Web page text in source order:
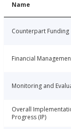
Name
Counterpart Funding
Financial
Monitoring and
Overall
Progress (IP)